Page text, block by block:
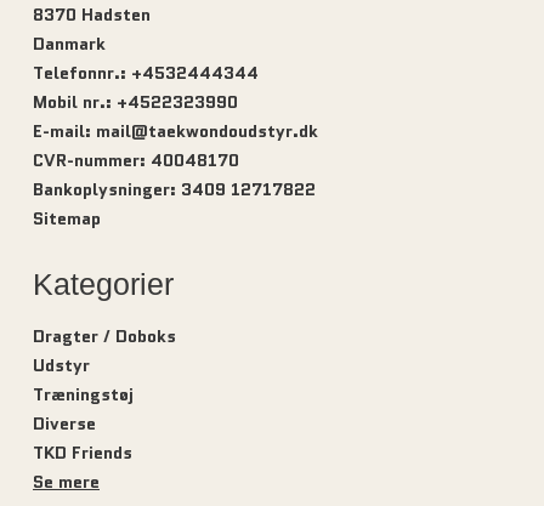
8370 Hadsten
Danmark
Telefonnr.: +4532444344
Mobil nr.: +4522323990
E-mail: mail@taekwondoudstyr.dk
CVR-nummer: 40048170
Bankoplysninger: 3409 12717822
Sitemap
Kategorier
Dragter / Doboks
Udstyr
Træningstøj
Diverse
TKD Friends
Se mere